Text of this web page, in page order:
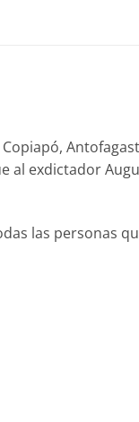
al exdictador
las personas